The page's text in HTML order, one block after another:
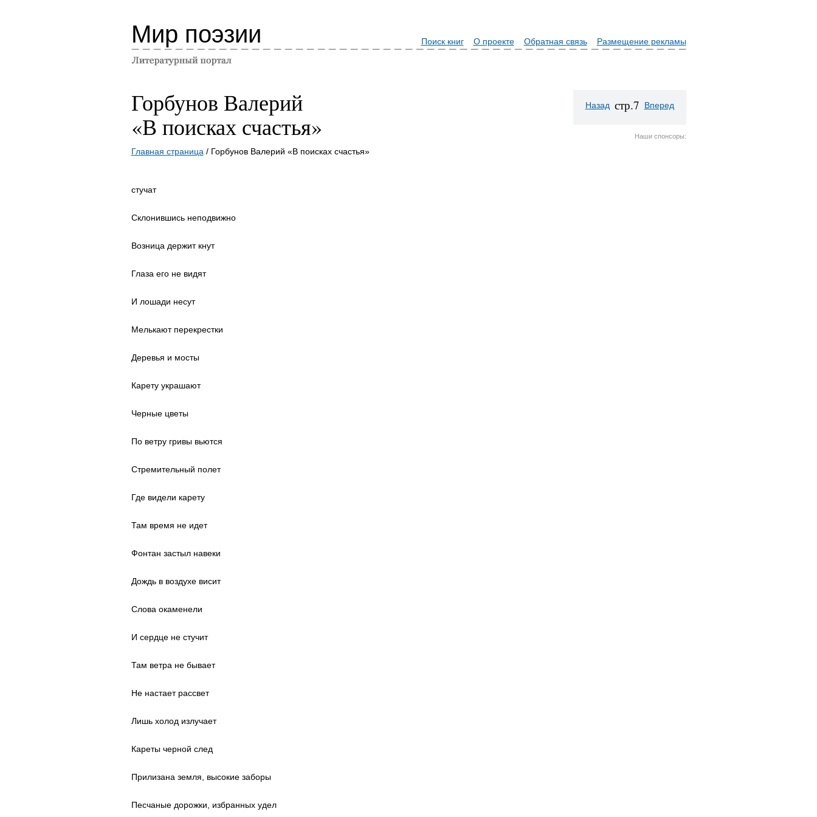
Мир поэзии Поиск книг О проекте Обратная связь Размещение рекламы
Горбунов Валерий
«В поисках счастья»
Главная страница / Горбунов Валерий «В поисках счастья»
стучат
Склонившись неподвижно
Возница держит кнут
Глаза его не видят
И лошади несут
Мелькают перекрестки
Деревья и мосты
Карету украшают
Черные цветы
По ветру гривы вьются
Стремительный полет
Где видели карету
Там время не идет
Фонтан застыл навеки
Дождь в воздухе висит
Слова окаменели
И сердце не стучит
Там ветра не бывает
Не настает рассвет
Лишь холод излучает
Кареты черной след
Прилизана земля, высокие заборы
Песчаные дорожки, избранных удел
Назад стр.7 Вперед
Наши спонсоры: